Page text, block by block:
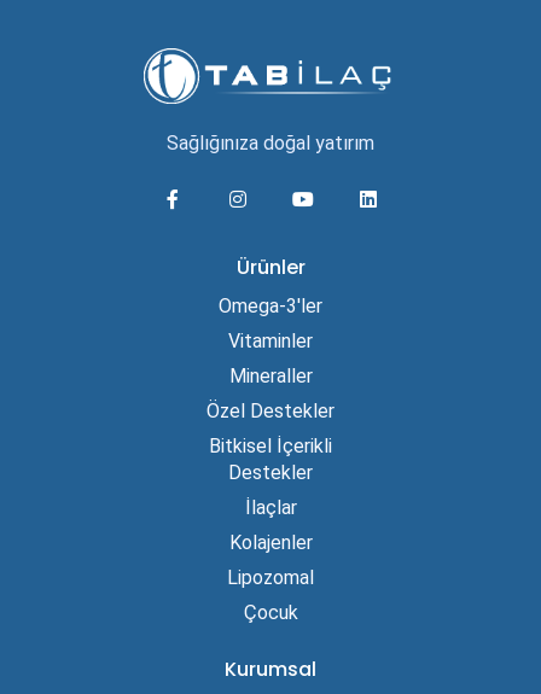
Sağlığınıza doğal yatırım
Ürünler
Omega-3'ler
Vitaminler
Mineraller
Özel Destekler
Bitkisel İçerikli
Destekler
İlaçlar
Kolajenler
Lipozomal
Çocuk
Kurumsal